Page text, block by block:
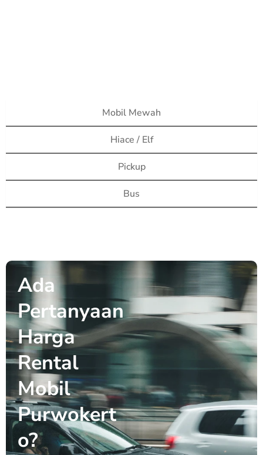
Mobil Mewah
Hiace / Elf
Pickup
Bus
Ada
Pertanyaan
Harga
Rental
Mobil
Purwokert
o?